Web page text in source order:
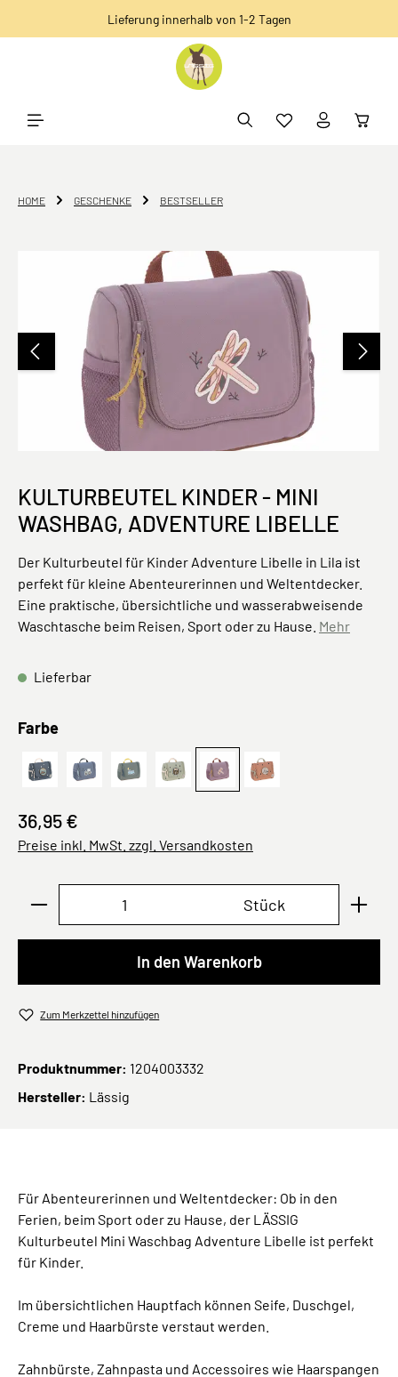
Lieferung innerhalb von 1-2 Tagen
HOME GESCHENKE BESTSELLER
Bildergalerie überspringen
KULTURBEUTEL KINDER - MINI
WASHBAG, ADVENTURE LIBELLE
Der Kulturbeutel für Kinder Adventure Libelle in Lila ist
perfekt für kleine Abenteurerinnen und Weltentdecker.
Eine praktische, übersichtliche und wasserabweisende
Waschtasche beim Reisen, Sport oder zu Hause. Mehr
Lieferbar
Farbeauswählen
DunkelblauAdventure Traktor
Adventure Bus
Happy Prints, Oliv
Mini Washbag, Adventure
Happy Prints,
36,95 €
Preise inkl. MwSt. zzgl. Versandkosten
Produkt Anzahl: Gib den gewünschten
Stück
In den Warenkorb
Zum Merkzettel hinzufügen
Produktnummer: 1204003332
Hersteller: Lässig
Für Abenteurerinnen und Weltentdecker: Ob in den
Ferien, beim Sport oder zu Hause, der LÄSSIG
Kulturbeutel Mini Waschbag Adventure Libelle ist perfekt
für Kinder.
Im übersichtlichen Hauptfach können Seife, Duschgel,
Creme und Haarbürste verstaut werden.
Zahnbürste, Zahnpasta und Accessoires wie Haarspangen